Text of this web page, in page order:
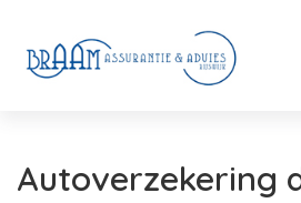
Autoverzekering